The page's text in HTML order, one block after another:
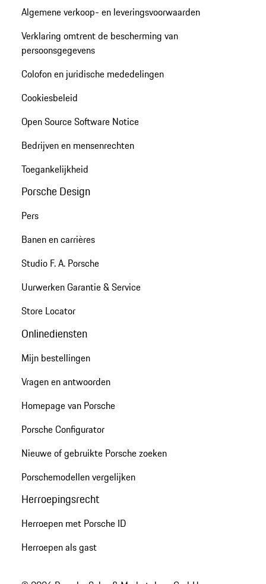
Algemene verkoop- en leveringsvoorwaarden
Verklaring omtrent de bescherming van
persoonsgegevens
Colofon en juridische mededelingen
Cookiesbeleid
Open Source Software Notice
Bedrijven en mensenrechten
Toegankelijkheid
Porsche Design
Pers
Banen en carrières
Studio F. A. Porsche
Uurwerken Garantie & Service
Store Locator
Onlinediensten
Mijn bestellingen
Vragen en antwoorden
Homepage van Porsche
Porsche Configurator
Nieuwe of gebruikte Porsche zoeken
Porschemodellen vergelijken
Herroepingsrecht
Herroepen met Porsche ID
Herroepen als gast